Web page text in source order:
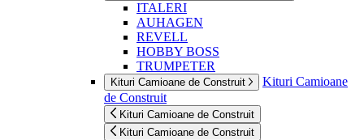
ITALERI
AUHAGEN
REVELL
HOBBY BOSS
TRUMPETER
Kituri Camioane de Construit
Kituri Camioane
de Construit
Kituri Camioane de Construit
Kituri Camioane de Construit